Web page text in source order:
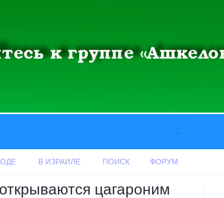
.
В ИЗРАИЛЕ ПОИСК ФОРУМ
цагароним